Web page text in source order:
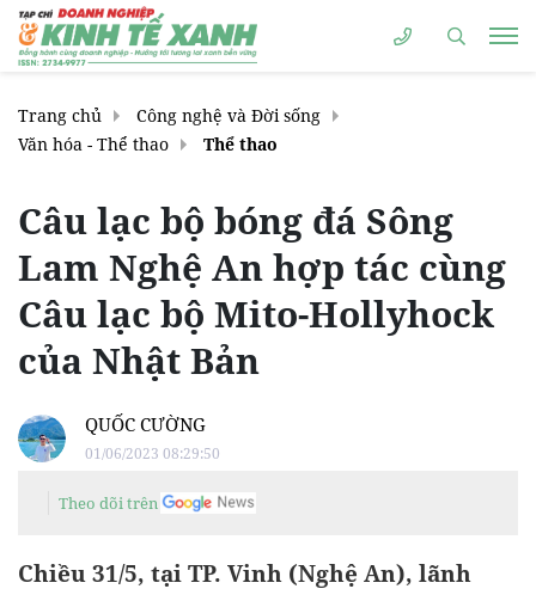
Trang chủ
Công nghệ và Đời sống
Văn hóa - Thể thao
Thể thao
Câu lạc bộ bóng đá Sông
Lam Nghệ An hợp tác cùng
Câu lạc bộ Mito-Hollyhock
của Nhật Bản
QUỐC CƯỜNG
01/06/2023 08:29:50
Theo dõi trên
Chiều 31/5, tại TP. Vinh (Nghệ An), lãnh